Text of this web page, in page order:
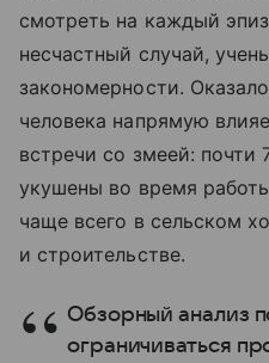
смотреть на каждый
несчастный случай,
закономерности.
человека напрямую
встречи со змеей: почти
укушены во время
чаще всего в сельском
и строительстве.
Обзорный анализ
ограничиваться